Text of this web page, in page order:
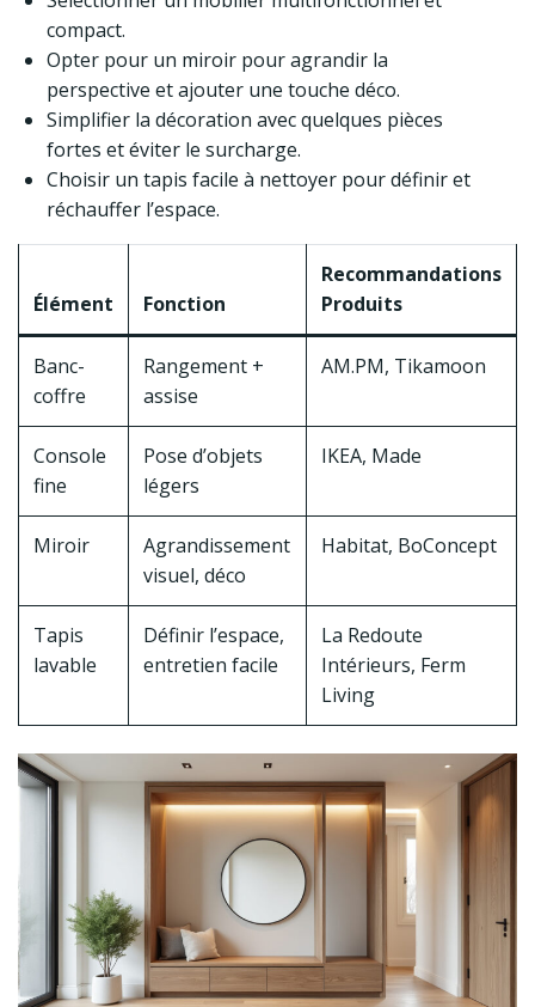
compact.
Opter pour un miroir pour agrandir la
perspective et ajouter une touche déco.
Simplifier la décoration avec quelques pièces
fortes et éviter le surcharge.
Choisir un tapis facile à nettoyer pour définir et
réchauffer l’espace.
Élément Fonction
Recommandations
Produits
Banc-
coffre
Rangement +
assise
AM.PM, Tikamoon
Console
fine
Pose d’objets
légers
IKEA, Made
Miroir
Agrandissement
visuel, déco
Habitat, BoConcept
Tapis
lavable
Définir l’espace,
entretien facile
La Redoute
Intérieurs, Ferm
Living